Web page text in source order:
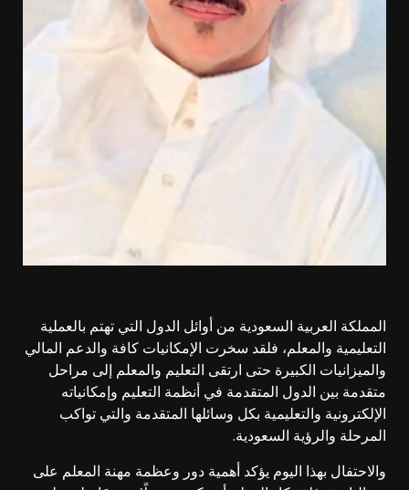
المملكة العربية السعودية من أوائل الدول التي تهتم بالعملية
التعليمية والمعلم، فلقد سخرت الإمكانيات كافة والدعم المالي
والميزانيات الكبيرة حتى ارتقى التعليم والمعلم إلى مراحل
متقدمة بين الدول المتقدمة في أنظمة التعليم وإمكانياته
الإلكترونية والتعليمية بكل وسائلها المتقدمة والتي تواكب
المرحلة والرؤية السعودية.
والاحتفال بهذا اليوم يؤكد أهمية دور وعظمة مهنة المعلم على